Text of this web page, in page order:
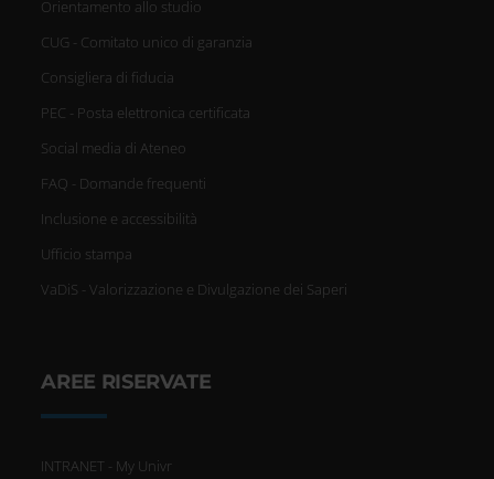
Orientamento allo studio
CUG - Comitato unico di garanzia
Consigliera di fiducia
PEC - Posta elettronica certificata
Social media di Ateneo
FAQ - Domande frequenti
Inclusione e accessibilità
Ufficio stampa
VaDiS - Valorizzazione e Divulgazione dei Saperi
AREE RISERVATE
INTRANET - My Univr